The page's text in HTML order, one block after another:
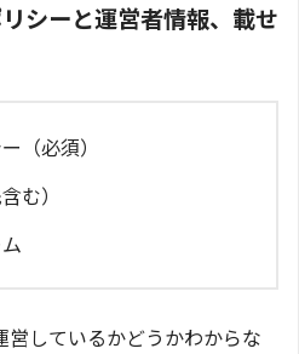
シーと運営者情報、載せ
（必須）
む）
営しているかどうかわからな